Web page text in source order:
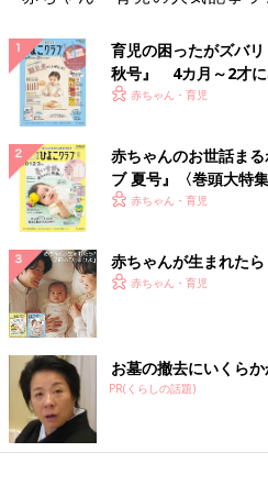
育児の困ったがズバ
秋号』 4カ月～2才に
いっぱい！
赤ちゃん・育児
赤ちゃんのお世話ま
ブ 夏号』〈巻頭大特
く！ おっぱい・ミル
赤ちゃん・育児
赤ちゃんが生まれたら
赤ちゃん・育児
お墓の撤去にいくら
PR(くらしの話題)